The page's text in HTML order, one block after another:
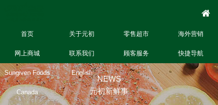
首页 关于元初 零售超市 海外营销
网上商城 联系我们 顾客服务 快捷导航
Sungiven Foods
Canada
English
NEWS
元初新鲜事